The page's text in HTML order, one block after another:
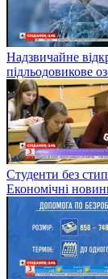
Надзвичайне
підльодовикове
Студенти без
Економічні